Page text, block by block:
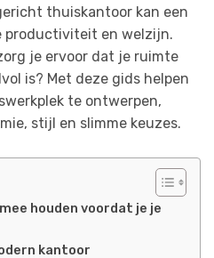
thuiskantoor kan een
productiviteit en welzijn.
je ervoor dat je ruimte
is? Met deze gids helpen
te ontwerpen,
stijl en slimme keuzes.
houden voordat je je
kantoor